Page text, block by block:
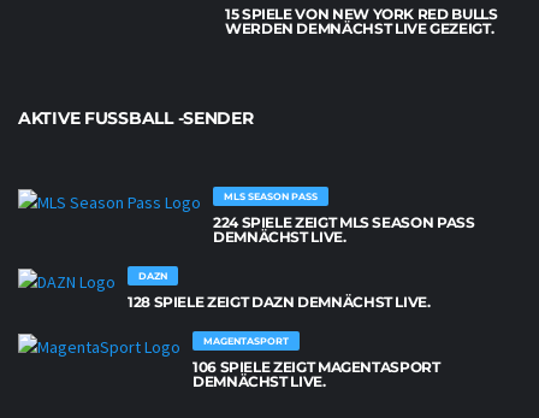
15 SPIELE VON NEW YORK RED BULLS
WERDEN DEMNÄCHST LIVE GEZEIGT.
AKTIVE FUSSBALL -SENDER
MLS SEASON PASS
224 SPIELE ZEIGT MLS SEASON PASS
DEMNÄCHST LIVE.
DAZN
128 SPIELE ZEIGT DAZN DEMNÄCHST LIVE.
MAGENTASPORT
106 SPIELE ZEIGT MAGENTASPORT
DEMNÄCHST LIVE.